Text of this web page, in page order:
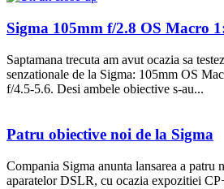
Sigma 105mm f/2.8 OS Macro
Saptamana trecuta am avut ocazia sa
senzationale de la Sigma: 105mm OS
f/4.5-5.6. Desi ambele obiective s-au...
Patru obiective noi de la Sigma
Compania Sigma anunta lansarea a patru
aparatelor DSLR, cu ocazia expozitiei